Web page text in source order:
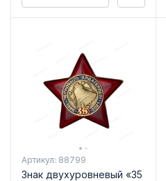
Артикул: 88799
Знак двухуровневый «35